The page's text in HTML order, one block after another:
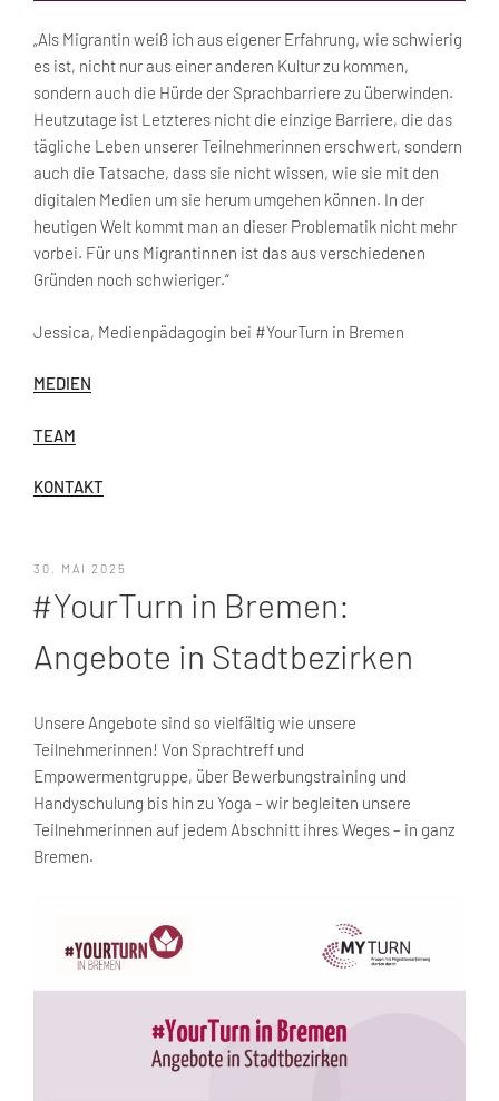
„Als Migrantin weiß ich aus eigener Erfahrung, wie schwierig
es ist, nicht nur aus einer anderen Kultur zu kommen,
sondern auch die Hürde der Sprachbarriere zu überwinden.
Heutzutage ist Letzteres nicht die einzige Barriere, die das
tägliche Leben unserer Teilnehmerinnen erschwert, sondern
auch die Tatsache, dass sie nicht wissen, wie sie mit den
digitalen Medien um sie herum umgehen können. In der
heutigen Welt kommt man an dieser Problematik nicht mehr
vorbei. Für uns Migrantinnen ist das aus verschiedenen
Gründen noch schwieriger.“
Jessica, Medienpädagogin bei #YourTurn in Bremen
MEDIEN
TEAM
KONTAKT
VERÖFFENTLICHT
30. MAI 2025
#YourTurn in Bremen:
Angebote in Stadtbezirken
Unsere Angebote sind so vielfältig wie unsere
Teilnehmerinnen! Von Sprachtreff und
Empowermentgruppe, über Bewerbungstraining und
Handyschulung bis hin zu Yoga – wir begleiten unsere
Teilnehmerinnen auf jedem Abschnitt ihres Weges – in ganz
Bremen.